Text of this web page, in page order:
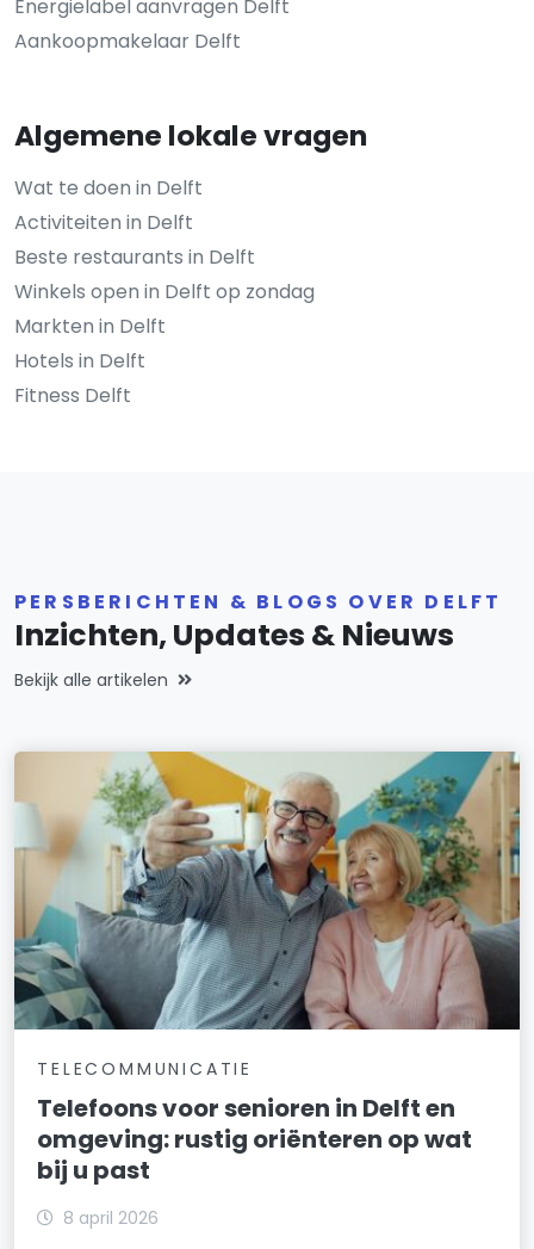
Energielabel aanvragen Delft
Aankoopmakelaar Delft
Algemene lokale vragen
Wat te doen in Delft
Activiteiten in Delft
Beste restaurants in Delft
Winkels open in Delft op zondag
Markten in Delft
Hotels in Delft
Fitness Delft
PERSBERICHTEN & BLOGS OVER DELFT
Inzichten, Updates & Nieuws
Bekijk alle artikelen
TELECOMMUNICATIE
Telefoons voor senioren in Delft en
omgeving: rustig oriënteren op wat
bij u past
8 april 2026